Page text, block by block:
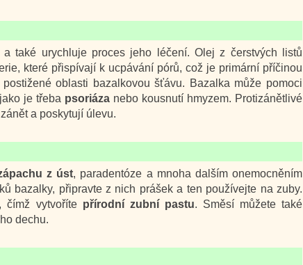
a také urychluje proces jeho léčení. Olej z čerstvých listů
které přispívají k ucpávání pórů, což je primární příčinou
oblasti bazalkovou šťávu. Bazalka může pomoci
je třeba psoriáza nebo kousnutí hmyzem. Protizánětlivé
a poskytují úlevu.
z úst, paradentóze a mnoha dalším onemocněním
bazalky, připravte z nich prášek a ten používejte na zuby.
čímž vytvoříte přírodní zubní pastu. Směsí můžete také
dechu.